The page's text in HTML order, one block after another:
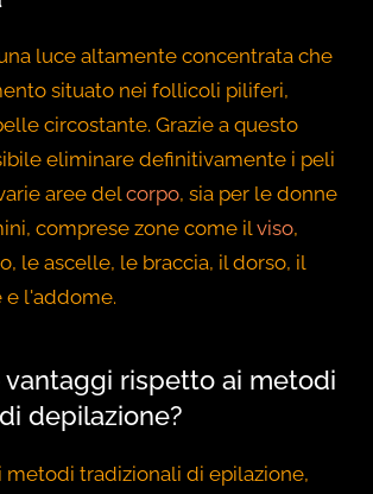
luce altamente concentrata che
situato nei follicoli piliferi,
circostante. Grazie a questo
eliminare definitivamente i peli
aree del corpo, sia per le donne
comprese zone come il viso,
le ascelle, le braccia, il dorso, il
e l'addome.
vantaggi rispetto ai metodi
depilazione?
metodi tradizionali di epilazione,